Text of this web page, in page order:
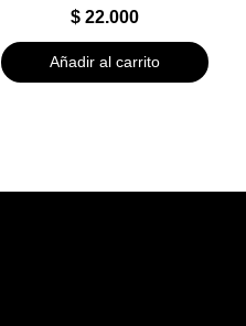
$22.000
Añadir al carrito